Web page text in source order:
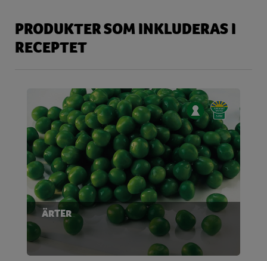
PRODUKTER SOM INKLUDERAS I
RECEPTET
ÄRTER